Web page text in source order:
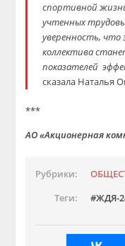
спортивной
учтенных
уверенность, что
коллектива
показателей
сказала Наталья
***
АО «Акционерная
Рубрики:
Теги:
ЖДЯ-